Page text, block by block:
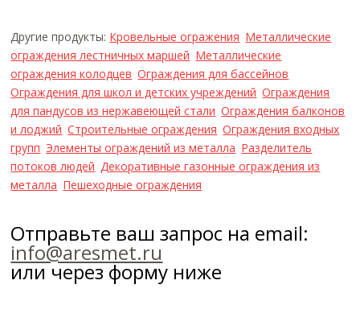
Другие продукты: Кровельные огражения Металлические
ограждения лестничных маршей Металлические
ограждения колодцев Ограждения для бассейнов
Ограждения для школ и детских учреждений Ограждения
для пандусов из нержавеющей стали Ограждения балконов
и лоджий Строительные ограждения Ограждения входных
групп Элементы ограждений из металла Разделитель
потоков людей Декоративные газонные ограждения из
металла Пешеходные ограждения
Отправьте ваш запрос на email:
info@aresmet.ru
или через форму ниже